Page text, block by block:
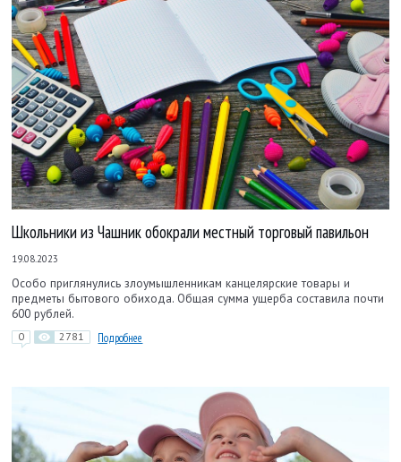
Школьники из Чашник обокрали местный торговый павильон
19.08.2023
Особо приглянулись злоумышленникам канцелярские товары и
предметы бытового обихода. Общая сумма ущерба составила почти
600 рублей.
0 2781 Подробнее